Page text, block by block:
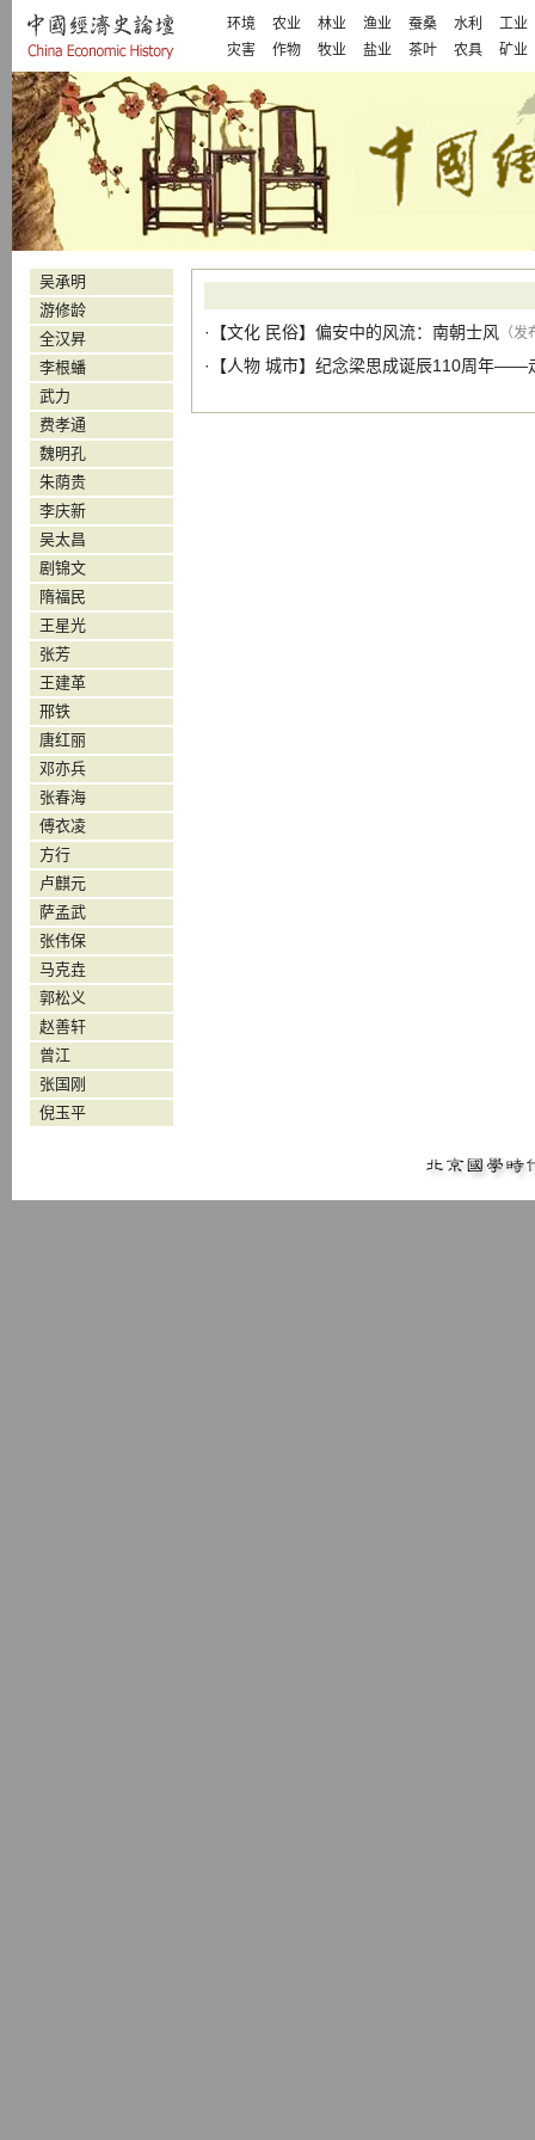
环境 农业 林业 渔业 蚕桑 水利
工业
灾害
作物 牧业 盐业 茶叶 农具 矿业
·【文化 民俗】 偏安中的风流：南朝士风 （
·【人物 城市】 纪念梁思成诞辰110周年——
吴承明
游修龄
全汉昇
李根蟠
武力
费孝通
魏明孔
朱荫贵
李庆新
吴太昌
剧锦文
隋福民
王星光
张芳
王建革
邢铁
唐红丽
邓亦兵
张春海
傅衣凌
方行
卢麒元
萨孟武
张伟保
马克垚
郭松义
赵善轩
曾江
张国刚
倪玉平